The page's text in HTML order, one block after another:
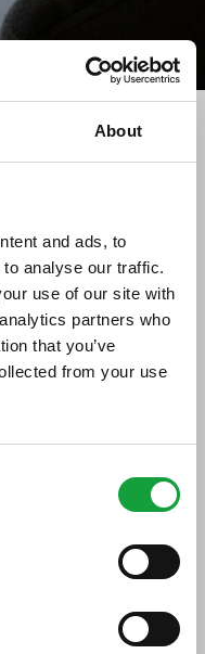
About
and ads, to
analyse our traffic.
use of our site with
partners who
that you’ve
from your use
Europa
sapore e
le caratteristiche
il
e, per
numero ristretto
per innovazione
novita nel campo